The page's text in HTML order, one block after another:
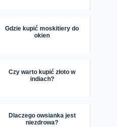
Gdzie kupić moskitiery do
okien
Czy warto kupić złoto w
indiach?
Dlaczego owsianka jest
niezdrowa?